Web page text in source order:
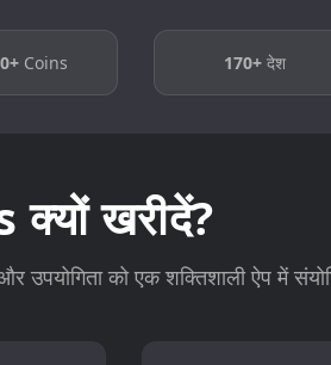
Coins 170+ देश
खरीदें?
को एक शक्तिशाली ऐप में